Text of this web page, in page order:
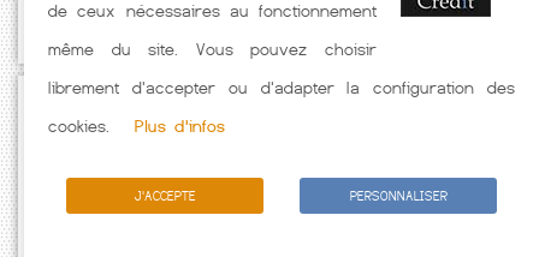
caractéristiques de l'emprunteur.
de ceux nécessaires au fonctionnement
même du site. Vous pouvez choisir
librement d'accepter ou d'adapter la configuration des
cookies.
Plus d'infos
J'ACCEPTE PERSONNALISER